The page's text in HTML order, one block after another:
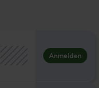
Anmelden